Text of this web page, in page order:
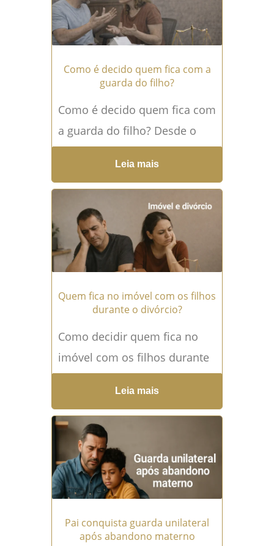
Como é decido quem fica com a
guarda do filho?
Como é decido quem fica com
a guarda do filho? Desde o
momento em que um casal
decide se separar, uma das...
Leia mais →
Leia mais
Quem fica no imóvel com os filhos
durante o divórcio?
Como decidir quem fica no
imóvel com os filhos durante
o divórcio? Tomar decisões
sobre quem fica no imóvel
com os filhos durante o
divórcio é um dos momentos
mais...Leia mais →
Leia mais
Pai conquista guarda unilateral
após abandono materno